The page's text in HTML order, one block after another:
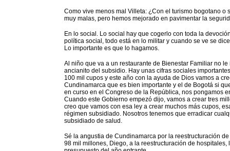
Como vive menos mal Villeta: ¿Con el turismo bogotano
muy malas, pero hemos mejorado en pavimentar la
En lo social. Lo social hay que cogerlo con toda la
política social, todo está en lo militar y cuando se ve se
Lo importante es que lo hagamos.
Al niño que va a un restaurante de Bienestar Familiar no
ancianito del subsidio. Hay unas cifras sociales
100 mil cupos y este año con la ayuda de Dios vamos a
Cundinamarca que es bien importante y el de Bogotá si
en curso en el Congreso de la República, nos pongamos
Cuando este Gobierno empezó dijo, vamos a crear tres
creo que vamos con esa ley a crear muchos más cupos,
régimen subsidiado. Nosotros tenemos que erradicar
subsidiado de salud.
Sé la angustia de Cundinamarca por la reestructuración
98 mil millones, Diego, a la reestructuración de